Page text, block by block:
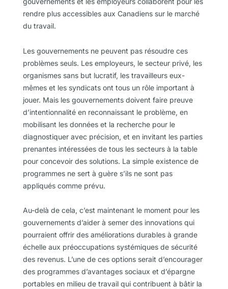
rendre plus accessibles aux Canadiens sur le marché
du travail.
Les gouvernements ne peuvent pas résoudre ces
problèmes seuls. Les employeurs, le secteur privé, les
organismes sans but lucratif, les travailleurs eux-
mêmes et les syndicats ont tous un rôle important à
jouer. Mais les gouvernements doivent faire preuve
d’intentionnalité en reconnaissant le problème, en
mobilisant les données et la recherche pour le
diagnostiquer avec précision, et en invitant les parties
prenantes intéressées de tous les secteurs à la table
pour concevoir des solutions. La simple existence de
programmes ne sert à guère s’ils ne sont pas
appliqués comme prévu.
Au-delà de cela, c’est maintenant le moment pour les
gouvernements d’aider à semer des innovations qui
pourraient offrir des améliorations durables à grande
échelle aux préoccupations systémiques de sécurité
des revenus. L’une de ces options serait d’encourager
des programmes d’avantages sociaux et d’épargne
portables en milieu de travail qui contribuent à bâtir la